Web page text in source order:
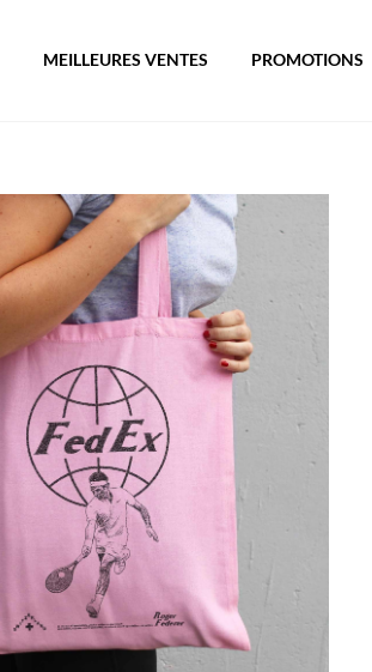
MEILLEURES VENTES PROMOTIONS